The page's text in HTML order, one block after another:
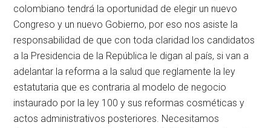
colombiano tendrá la oportunidad de elegir un nuevo
Congreso y un nuevo Gobierno, por eso nos asiste la
responsabilidad de que con toda claridad los candidatos
a la Presidencia de la República le digan al país, si van a
adelantar la reforma a la salud que reglamente la ley
estatutaria que es contraria al modelo de negocio
instaurado por la ley 100 y sus reformas cosméticas y
actos administrativos posteriores. Necesitamos